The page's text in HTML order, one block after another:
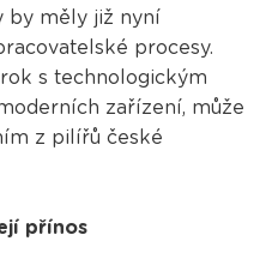
by měly již nyní
procesy.
s technologickým
zařízení, může
z pilířů české
přínos